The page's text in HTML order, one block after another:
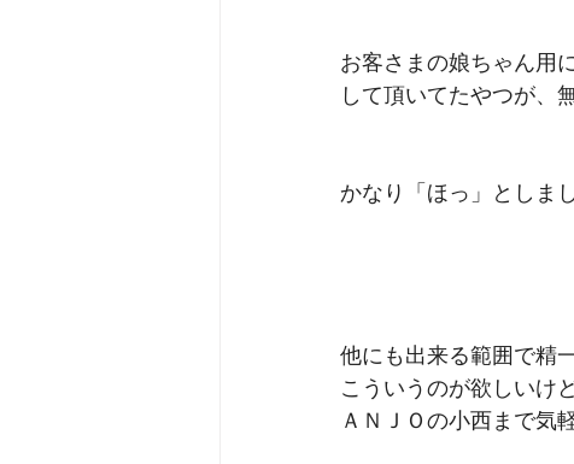
お客さまの娘ちゃん用
して頂いてたやつが、
かなり「ほっ」としま
他にも出来る範囲で精
こういうのが欲しいけ
ＡＮＪＯの小西まで気